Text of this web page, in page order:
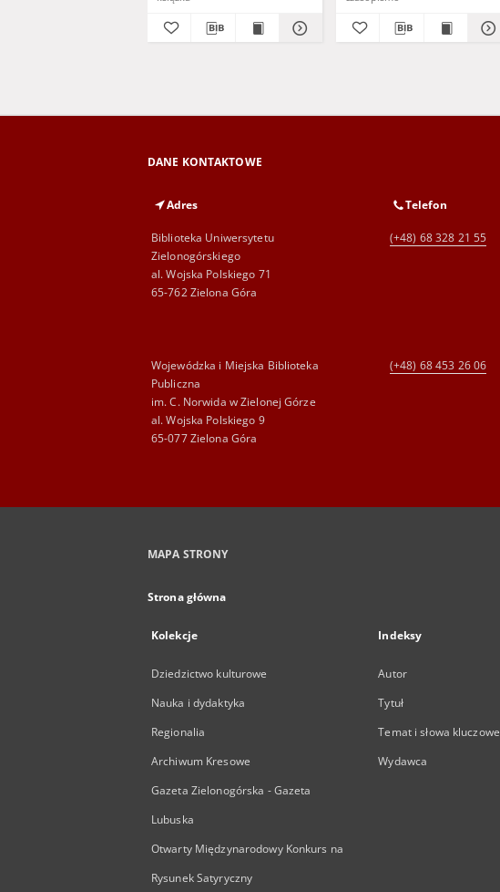
DANE KONTAKTOWE
Adres
Biblioteka Uniwersytetu
Zielonogórskiego
al. Wojska Polskiego 71
65-762 Zielona Góra
Telefon
(+48) 68 328 21 55
Wojewódzka i Miejska Biblioteka
Publiczna
im. C. Norwida w Zielonej Górze
al. Wojska Polskiego 9
65-077 Zielona Góra
(+48) 68 453 26 06
MAPA STRONY
Strona główna
Kolekcje
Dziedzictwo kulturowe
Nauka i dydaktyka
Regionalia
Archiwum Kresowe
Gazeta Zielonogórska - Gazeta
Lubuska
Otwarty Międzynarodowy Konkurs na
Rysunek Satyryczny
Indeksy
Autor
Tytuł
Temat i słowa kluczowe
Wydawca